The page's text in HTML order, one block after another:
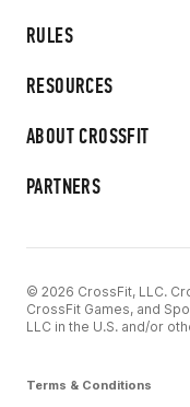
RULES
RESOURCES
ABOUT CROSSFIT
PARTNERS
© 2026 CrossFit, LLC.
CrossFit Games, and
LLC in the U.S. and/or
Terms & Conditions